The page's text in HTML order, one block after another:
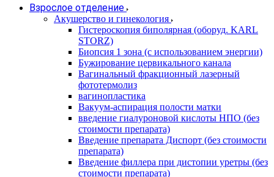
Взрослое отделение
Акушерство и гинекология
Гистероскопия биполярная (оборуд. KARL
STORZ)
Биопсия 1 зона (с использованием энергии)
Бужирование цервикального канала
Вагинальный фракционный лазерный
фототермолиз
вагинопластика
Вакуум-аспирация полости матки
введение гиалуроновой кислоты НПО (без
стоимости препарата)
Введение препарата Диспорт (без стоимости
препарата)
Введение филлера при дистопии уретры (без
стоимости препарата)